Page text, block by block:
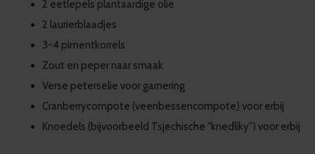
2 eetlepels plantaardige olie
2 laurierblaadjes
3-4 pimentkorrels
Zout en peper naar smaak
Verse peterselie voor garnering
Cranberrycompote (veenbessencompote) voor erbij
Knoedels (bijvoorbeeld Tsjechische "knedlíky") voor erbij